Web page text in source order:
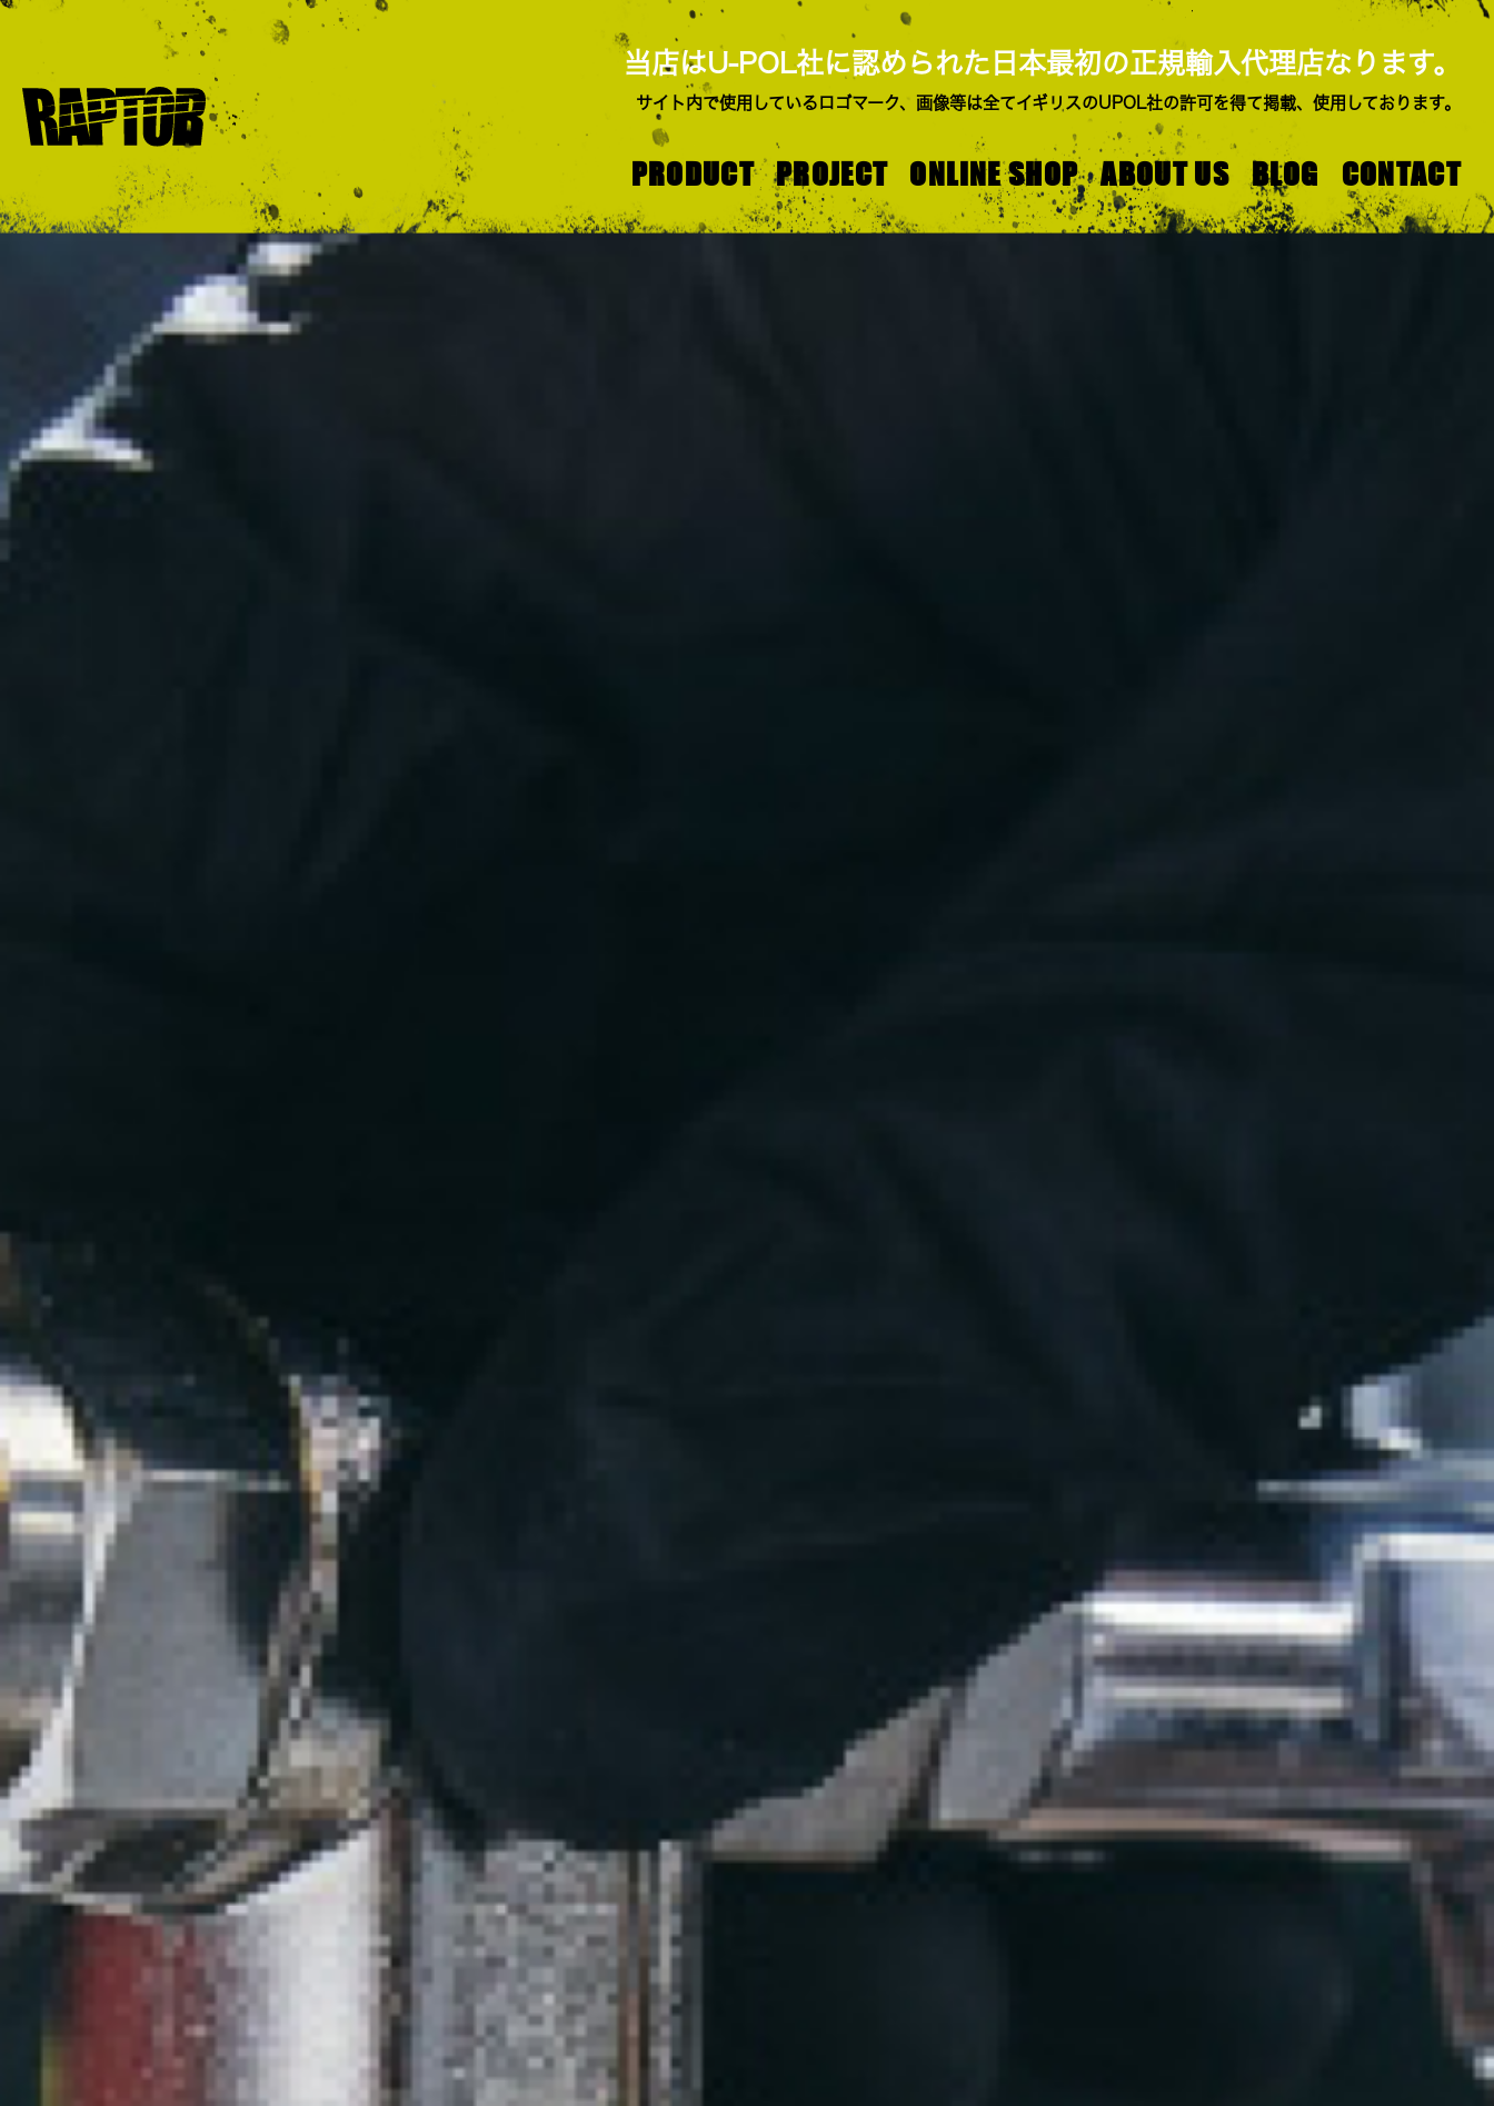
当店はU-POL社に認められた日本最初の正規輸入代理店なります。
サイト内で使用しているロゴマーク、画像等は全てイギリスのUPOL社の許可を得て掲載、使用しております。
PRODUCT PROJECT ONLINE SHOP ABOUT US BLOG CONTACT